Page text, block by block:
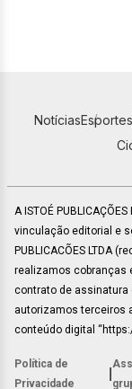
Notícias
A ISTOÉ
vinculação editorial e
PUBLICACÕES LTDA
realizamos cobranças
contrato de assinatura
autorizamos terceiros
conteúdo digital
Política de
Privacidade